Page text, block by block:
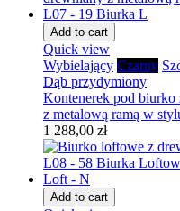
Add to cart
Quick view
Wybielający Czarny
Dąb przydymiony
Kontenerek pod biurko
z metalową ramą w
1 288,00 zł
Add to cart